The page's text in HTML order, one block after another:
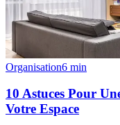
Organisation6 min
10 Astuces Pour
Votre Espace